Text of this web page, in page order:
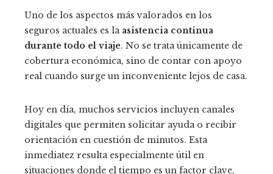
Uno de los aspectos más valorados en los
seguros actuales es la asistencia continua
durante todo el viaje. No se trata únicamente de
cobertura económica, sino de contar con apoyo
real cuando surge un inconveniente lejos de casa.
Hoy en día, muchos servicios incluyen canales
digitales que permiten solicitar ayuda o recibir
orientación en cuestión de minutos. Esta
inmediatez resulta especialmente útil en
situaciones donde el tiempo es un factor clave,